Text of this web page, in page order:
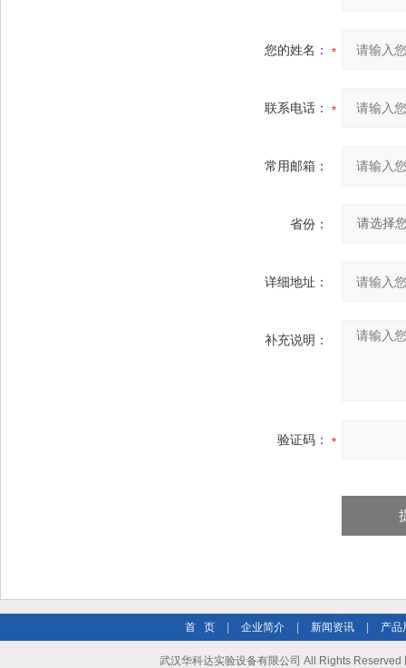
您的姓名：
联系电话：
常用邮箱：
省份：
详细地址：
补充说明：
验证码：
首 页 企业简介 新闻资讯 产品
武汉华科达实验设备有限公司 All Rights Reserved